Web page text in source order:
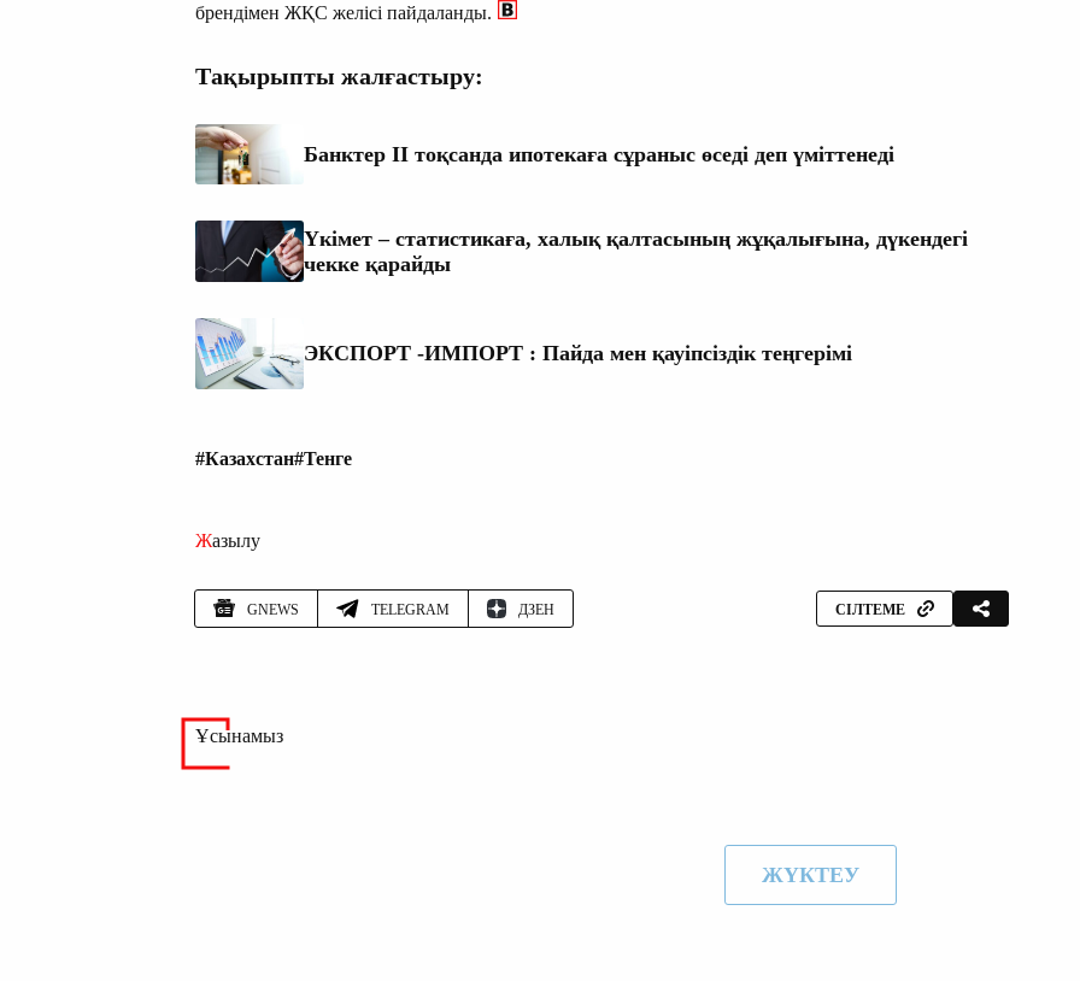
брендімен ЖҚС желісі пайдаланды.
Тақырыпты жалғастыру:
Банктер ІІ тоқсанда ипотекаға сұраныс өседі деп үміттенеді
Үкімет – статистикаға, халық қалтасының жұқалығына, дүкендегі
чекке қарайды
ЭКСПОРТ -ИМПОРТ : Пайда мен қауіпсіздік теңгерімі
#Казахстан#Тенге
Жазылу
GNEWS TELEGRAM ДЗЕН СІЛТЕМЕ
Ұсынамыз
ЖҮКТЕУ